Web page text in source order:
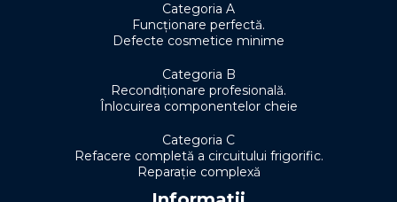
Categoria A
Funcționare perfectă.
Defecte cosmetice minime
Categoria B
Recondiționare profesională.
Înlocuirea componentelor cheie
Categoria C
Refacere completă a circuitului frigorific.
Reparație complexă